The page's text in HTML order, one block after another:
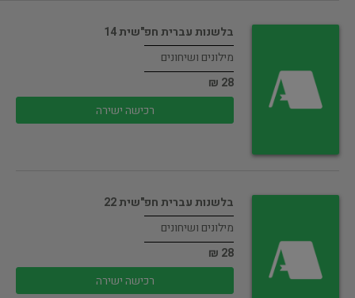
בלשנות עברית חפ"שית 14
מילונים ושיחונים
28 ₪
רכישה ישירה
בלשנות עברית חפ"שית 22
מילונים ושיחונים
28 ₪
רכישה ישירה